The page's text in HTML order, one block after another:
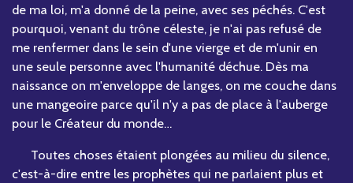
de ma loi, m'a donné de la peine, avec ses péchés. C'est
pourquoi, venant du trône céleste, je n'ai pas refusé de
me renfermer dans le sein d'une vierge et de m'unir en
une seule personne avec l'humanité déchue. Dès ma
naissance on m'enveloppe de langes, on me couche dans
une mangeoire parce qu'il n'y a pas de place à l'auberge
pour le Créateur du monde…
Toutes choses étaient plongées au milieu du silence,
c'est-à-dire entre les prophètes qui ne parlaient plus et